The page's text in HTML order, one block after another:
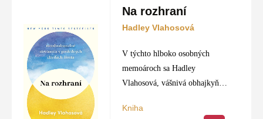
Na rozhraní
Hadley Vlahosová
V týchto hlboko osobných
memoároch sa Hadley
Vlahosová, vášnivá obhajkyňa
s nami podeliť o dojímavé
Kniha